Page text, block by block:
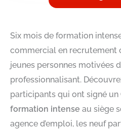
Six mois de formation
commercial en recrutement
jeunes personnes motivées
professionnalisant.
participants qui ont signé un
formation intense au siège
agence d’emploi, les neuf